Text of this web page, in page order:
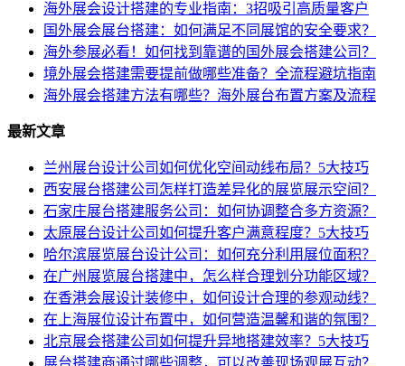
海外展会设计搭建的专业指南：3招吸引高质量客户
国外展会展台搭建：如何满足不同展馆的安全要求？
海外参展必看！如何找到靠谱的国外展会搭建公司？
境外展会搭建需要提前做哪些准备？全流程避坑指南
海外展会搭建方法有哪些？海外展台布置方案及流程
最新文章
兰州展台设计公司如何优化空间动线布局？5大技巧
西安展台搭建公司怎样打造差异化的展览展示空间？
石家庄展台搭建服务公司：如何协调整合多方资源？
太原展台设计公司如何提升客户满意程度？5大技巧
哈尔滨展览展台设计公司：如何充分利用展位面积？
在广州展览展台搭建中，怎么样合理划分功能区域？
在香港会展设计装修中，如何设计合理的参观动线？
在上海展位设计布置中，如何营造温馨和谐的氛围？
北京展会搭建公司如何提升异地搭建效率？5大技巧